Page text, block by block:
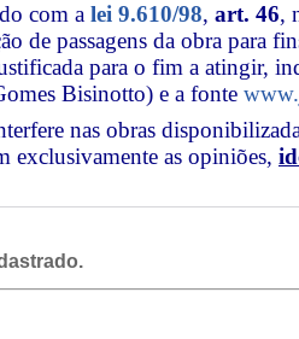
com a lei 9.610/98, art. 46,
de passagens da obra para
para o fim a atingir,
Bisinotto) e a fonte
nas obras
exclusivamente as opiniões,